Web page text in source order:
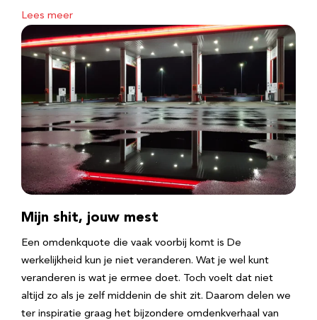
Lees meer
Mijn shit, jouw mest
Een omdenkquote die vaak voorbij komt is De
werkelijkheid kun je niet veranderen. Wat je wel kunt
veranderen is wat je ermee doet. Toch voelt dat niet
altijd zo als je zelf middenin de shit zit. Daarom delen we
ter inspiratie graag het bijzondere omdenkverhaal van